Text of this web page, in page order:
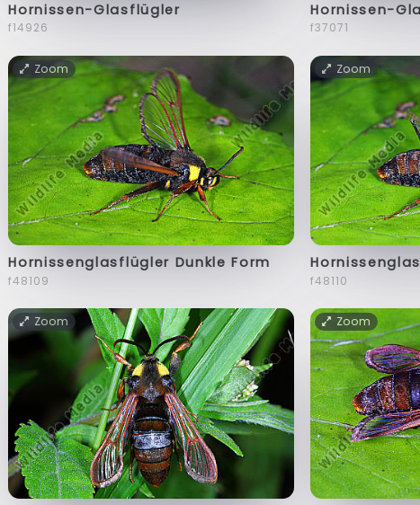
Hornissen-Glasflügler
f14926
Hornissen-
f37071
Zoom
Hornissenglasflügler Dunkle Form
f48109
Zoom
f48110
Zoom Zoom